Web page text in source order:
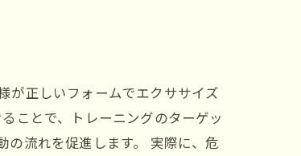
が正しいフォームでエクササイズ
ことで、トレーニングのターゲッ
の流れを促進します。 実際に、危